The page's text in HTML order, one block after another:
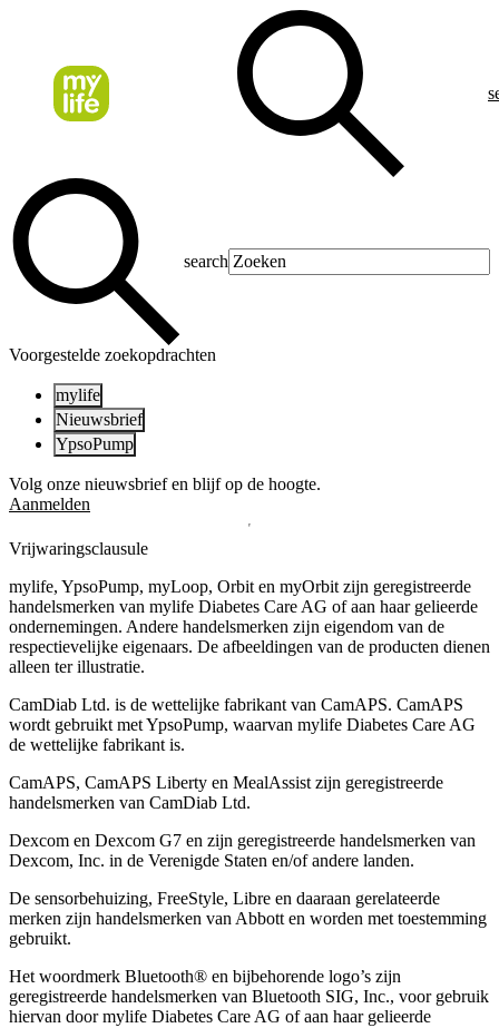
search
Voorgestelde zoekopdrachten
mylife
Nieuwsbrief
YpsoPump
Volg onze nieuwsbrief en blijf op de hoogte.
Aanmelden
Vrijwaringsclausule
mylife, YpsoPump, myLoop, Orbit en myOrbit zijn geregistreerde
handelsmerken van mylife Diabetes Care AG of aan haar gelieerde
ondernemingen. Andere handelsmerken zĳn eigendom van de
respectievelĳke eigenaars. De afbeeldingen van de producten dienen
alleen ter illustratie.
CamDiab Ltd. is de wettelijke fabrikant van CamAPS. CamAPS
wordt gebruikt met YpsoPump, waarvan mylife Diabetes Care AG
de wettelijke fabrikant is.
CamAPS, CamAPS Liberty en MealAssist zijn geregistreerde
handelsmerken van CamDiab Ltd.
Dexcom en Dexcom G7 en zijn geregistreerde handelsmerken van
Dexcom, Inc. in de Verenigde Staten en/of andere landen.
De sensorbehuizing, FreeStyle, Libre en daaraan gerelateerde
merken zijn handelsmerken van Abbott en worden met toestemming
gebruikt.
Het woordmerk Bluetooth® en bijbehorende logo’s zijn
geregistreerde handelsmerken van Bluetooth SIG, Inc., voor gebruik
hiervan door mylife Diabetes Care AG of aan haar gelieerde